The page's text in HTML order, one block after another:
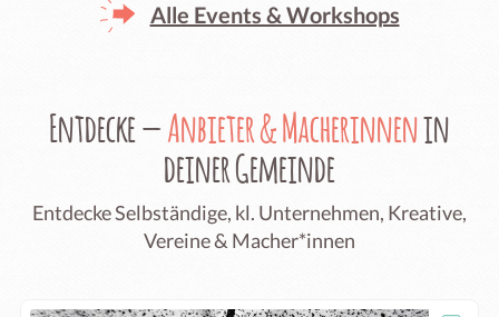
Alle Events & Workshops
Entdecke —Anbieter & Macherinnenin
deiner Gemeinde
Entdecke Selbständige, kl. Unternehmen, Kreative,
Vereine & Macher*innen